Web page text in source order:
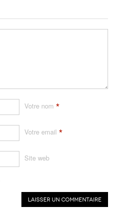
Votre nom *
Votre email *
Site web